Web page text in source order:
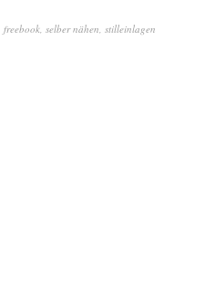
freebook, selber nähen, stilleinlagen